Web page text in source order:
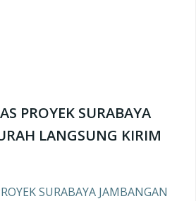
PROYEK SURABAYA
LANGSUNG KIRIM
SURABAYA JAMBANGAN